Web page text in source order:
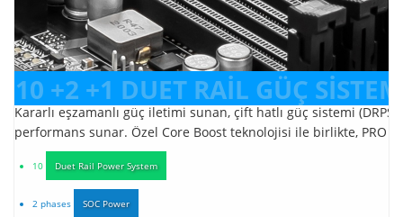
10 +2 +1 DUET RAİL GÜÇ
Kararlı eşzamanlı güç iletimi sunan, çift hatlı güç sistemi
performans sunar. Özel Core Boost teknolojisi ile birlikte, PRO
10 Duet Rail Power System
2 phases SOC Power